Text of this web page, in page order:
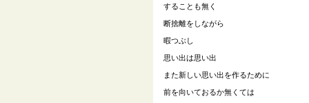
することも無く
断捨離をしながら
暇つぶし
思い出は思い出
また新しい思い出を作るために
前を向いておるか無くては